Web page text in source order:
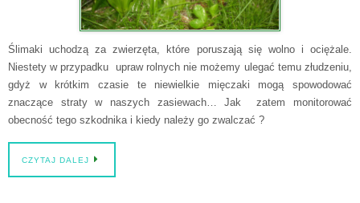
Ślimaki uchodzą za zwierzęta, które poruszają się wolno i ociężale.
Niestety w przypadku upraw rolnych nie możemy ulegać temu złudzeniu,
gdyż w krótkim czasie te niewielkie mięczaki mogą spowodować
znaczące straty w naszych zasiewach… Jak zatem monitorować
obecność tego szkodnika i kiedy należy go zwalczać ?
CZYTAJ DALEJ